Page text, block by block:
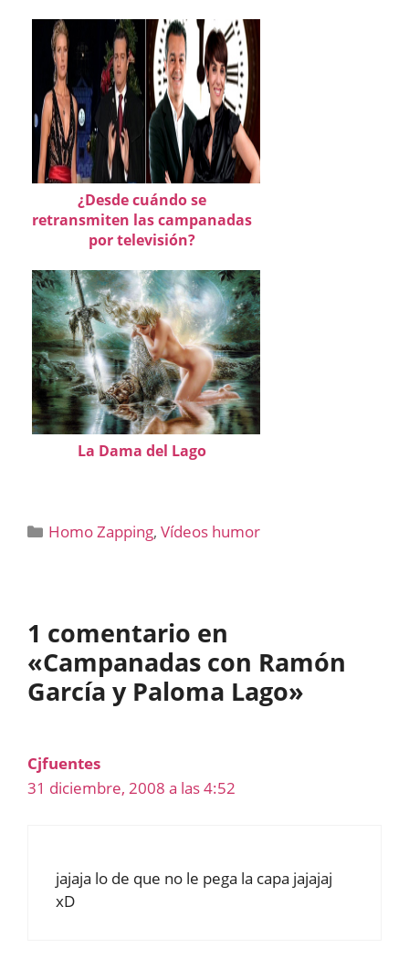
¿Desde cuándo se
retransmiten las campanadas
por televisión?
La Dama del Lago
Categorías
Homo Zapping,Vídeos humor
1 comentario en
«Campanadas con Ramón
García y Paloma Lago»
Cjfuentes
31 diciembre, 2008 a las 4:52
jajaja lo de que no le pega la capa jajajaj
xD